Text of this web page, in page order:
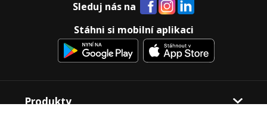
Sleduj nás na
Stáhni si mobilní aplikaci
Produkty